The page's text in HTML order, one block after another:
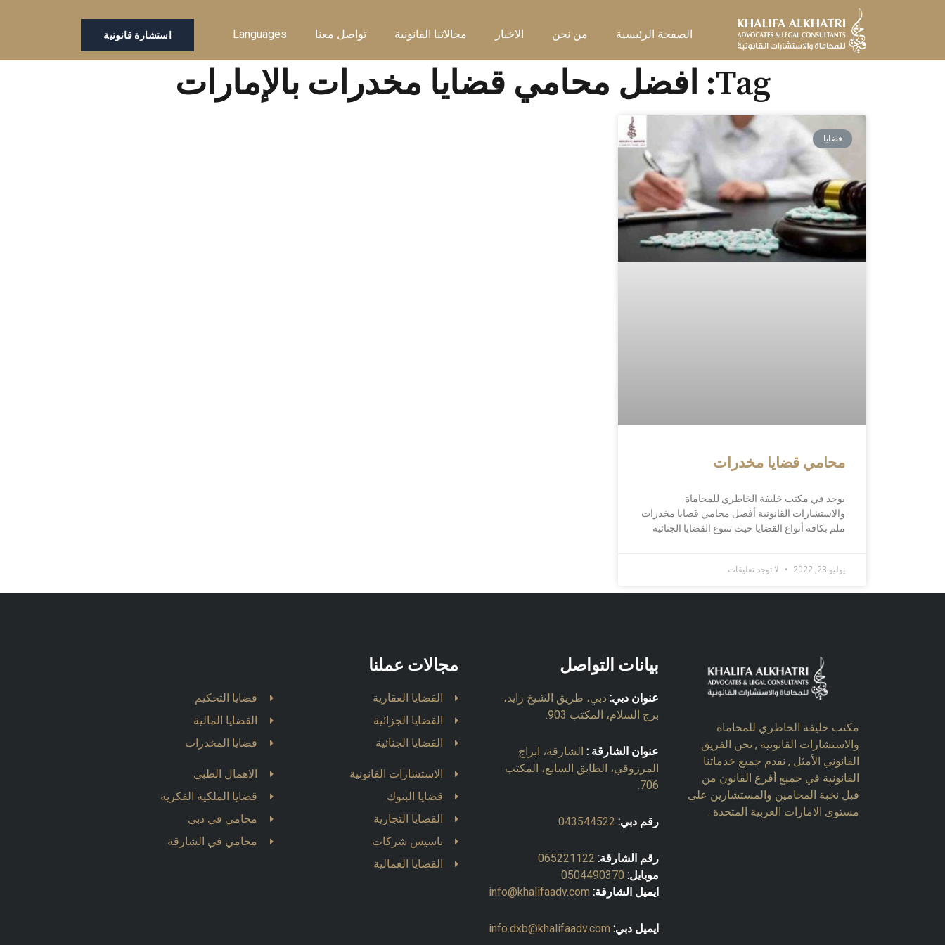
الصفحة الرئيسية من نحن الاخبار مجالاتنا القانونية تواصل معنا Languages استشارة قانونية
Tag: افضل محامي قضايا مخدرات بالإمارات
قضايا
محامي قضايا مخدرات
يوجد في مكتب خليفة الخاطري للمحاماة
والاستشارات القانونية أفضل محامي قضايا مخدرات
ملم بكافة أنواع القضايا حيث تتنوع القضايا الجنائية
يوليو 23, 2022 لا توجد تعليقات
مكتب خليفة الخاطري للمحاماة
والاستشارات القانونية , نحن الفريق
القانوني الأمثل , نقدم جميع خدماتنا
القانونية في جميع أفرع القانون من
قبل نخبة المحامين والمستشارين على
مستوى الامارات العربية المتحدة .
بيانات التواصل
عنوان دبي: دبي، طريق الشيخ زايد،
برج السلام، المكتب 903.
عنوان الشارقة : الشارقة، ابراج
المرزوقي، الطابق السابع، المكتب
706.
رقم دبي: 043544522
رقم الشارقة: 065221122
موبايل: 0504490370
ايميل الشارقة: info@khalifaadv.com
ايميل دبي: info.dxb@khalifaadv.com
مجالات عملنا
القضايا العقارية
القضايا الجزائية
القضايا الجنائية
الاستشارات القانونية
قضايا البنوك
القضايا التجارية
تاسيس شركات
القضايا العمالية
قضايا التحكيم
القضايا المالية
قضايا المخدرات
الاهمال الطبي
قضايا الملكية الفكرية
محامي في دبي
محامي في الشارقة